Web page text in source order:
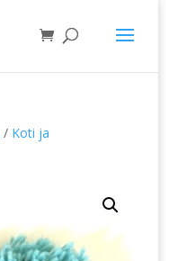
/ Koti ja